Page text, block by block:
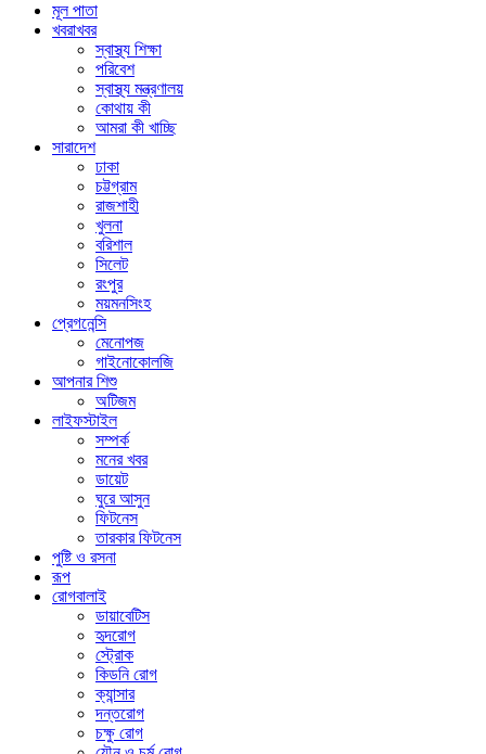
মূল পাতা
খবরাখবর
স্বাস্থ্য শিক্ষা
পরিবেশ
স্বাস্থ্য মন্ত্রণালয়
কোথায় কী
আমরা কী খাচ্ছি
সারাদেশ
ঢাকা
চট্টগ্রাম
রাজশাহী
খুলনা
বরিশাল
সিলেট
রংপুর
ময়মনসিংহ
প্রেগনেন্সি
মেনোপজ
গাইনোকোলজি
আপনার শিশু
অটিজম
লাইফস্টাইল
সম্পর্ক
মনের খবর
ডায়েট
ঘুরে আসুন
ফিটনেস
তারকার ফিটনেস
পুষ্টি ও রসনা
রূপ
রোগবালাই
ডায়াবেটিস
হৃদরোগ
স্ট্রোক
কিডনি রোগ
ক্যান্সার
দন্তরোগ
চক্ষু রোগ